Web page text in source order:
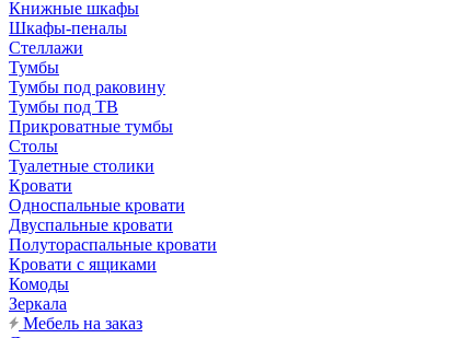
Книжные шкафы
Шкафы-пеналы
Стеллажи
Тумбы
Тумбы под раковину
Тумбы под ТВ
Прикроватные тумбы
Столы
Туалетные столики
Кровати
Односпальные кровати
Двуспальные кровати
Полутораспальные кровати
Кровати с ящиками
Комоды
Зеркала
Мебель на заказ